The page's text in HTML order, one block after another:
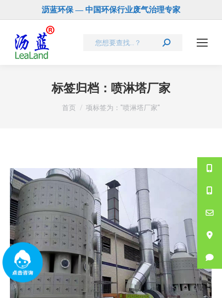
沥蓝环保 — 中国环保行业废气治理专家
Search:
标签归档： 喷淋塔厂家
您在这里：
首页 项标签为："喷淋塔厂家"